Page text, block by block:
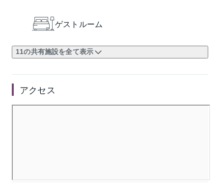
ゲストルーム
11の共有施設を全て表示
アクセス